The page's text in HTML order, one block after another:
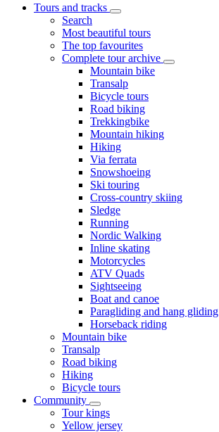
Tours and tracks
Search
Most beautiful tours
The top favourites
Complete tour archive
Mountain bike
Transalp
Bicycle tours
Road biking
Trekkingbike
Mountain hiking
Hiking
Via ferrata
Snowshoeing
Ski touring
Cross-country skiing
Sledge
Running
Nordic Walking
Inline skating
Motorcycles
ATV Quads
Sightseeing
Boat and canoe
Paragliding and hang gliding
Horseback riding
Mountain bike
Transalp
Road biking
Hiking
Bicycle tours
Community
Tour kings
Yellow jersey